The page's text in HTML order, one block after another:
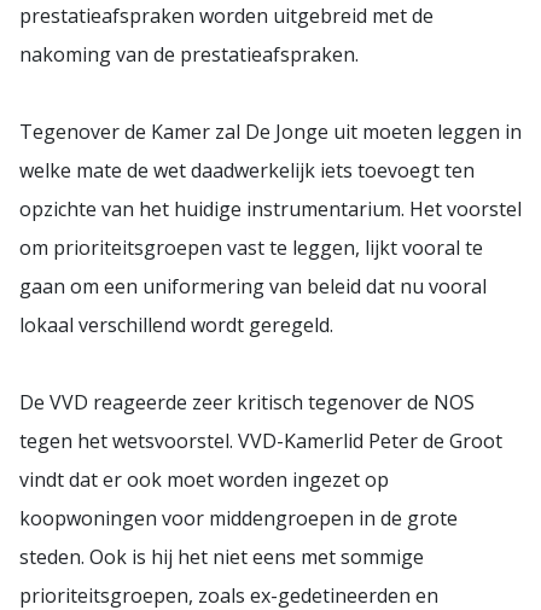
prestatieafspraken worden uitgebreid met de
nakoming van de prestatieafspraken.
Tegenover de Kamer zal De Jonge uit moeten leggen in
welke mate de wet daadwerkelijk iets toevoegt ten
opzichte van het huidige instrumentarium. Het voorstel
om prioriteitsgroepen vast te leggen, lijkt vooral te
gaan om een uniformering van beleid dat nu vooral
lokaal verschillend wordt geregeld.
De VVD reageerde zeer kritisch tegenover de NOS
tegen het wetsvoorstel. VVD-Kamerlid Peter de Groot
vindt dat er ook moet worden ingezet op
koopwoningen voor middengroepen in de grote
steden. Ook is hij het niet eens met sommige
prioriteitsgroepen, zoals ex-gedetineerden en